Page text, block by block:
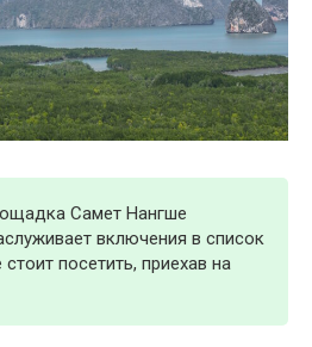
Самет Нангше
включения в список
посетить, приехав на